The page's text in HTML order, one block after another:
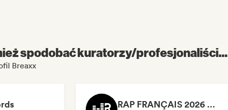
spodobać kuratorzy/profesjonaliści...
Breaxx
RAP FRANÇAIS 2026 🔥🇫🇷 (Way Records)